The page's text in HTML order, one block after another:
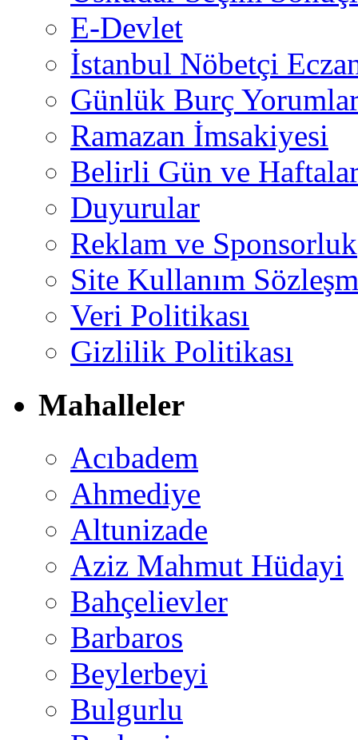
E-Devlet
İstanbul Nöbetçi
Günlük Burç
Ramazan İmsakiyesi
Belirli Gün ve
Duyurular
Reklam ve Sponsorluk
Site Kullanım
Veri Politikası
Gizlilik Politikası
Mahalleler
Acıbadem
Ahmediye
Altunizade
Aziz Mahmut Hüdayi
Bahçelievler
Barbaros
Beylerbeyi
Bulgurlu